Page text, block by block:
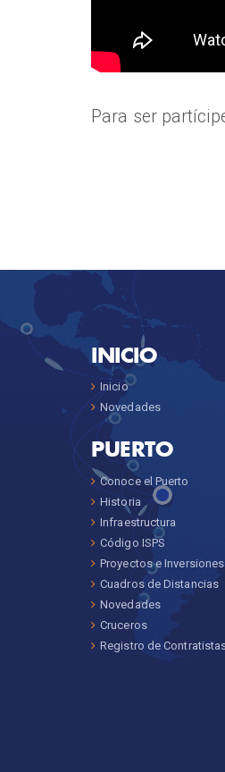
Para ser
INICIO
Inicio
Novedades
PUERTO
Conoce el Puerto
Historia
Infraestructura
Código ISPS
Proyectos e Inversiones
Cuadros de Distancias
Novedades
Cruceros
Registro de